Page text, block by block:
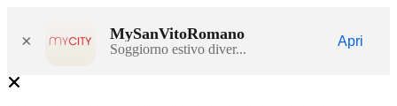
× MySanVitoRomano
Soggiorno estivo diver...
Apri